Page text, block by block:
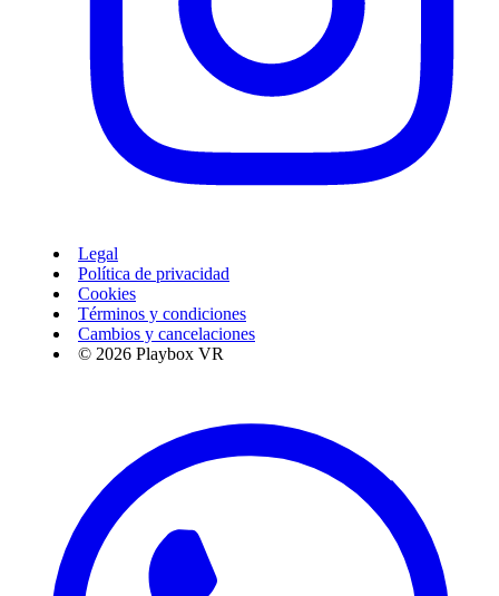
Legal
Política de privacidad
Cookies
Términos y condiciones
Cambios y cancelaciones
© 2026 Playbox VR